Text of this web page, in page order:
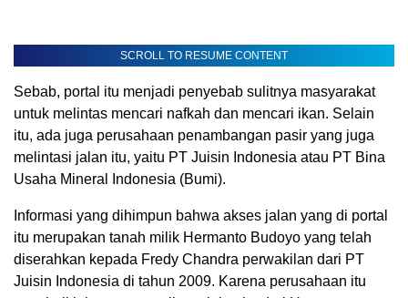
SCROLL TO RESUME CONTENT
Sebab, portal itu menjadi penyebab sulitnya masyarakat
untuk melintas mencari nafkah dan mencari ikan. Selain
itu, ada juga perusahaan penambangan pasir yang juga
melintasi jalan itu, yaitu PT Juisin Indonesia atau PT Bina
Usaha Mineral Indonesia (Bumi).
Informasi yang dihimpun bahwa akses jalan yang di portal
itu merupakan tanah milik Hermanto Budoyo yang telah
diserahkan kepada Fredy Chandra perwakilan dari PT
Juisin Indonesia di tahun 2009. Karena perusahaan itu